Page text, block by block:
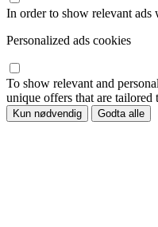
In order to show relevant ads
Personalized ads cookies
To show relevant and
unique offers that are tailored
Kun nødvendig Godta alle